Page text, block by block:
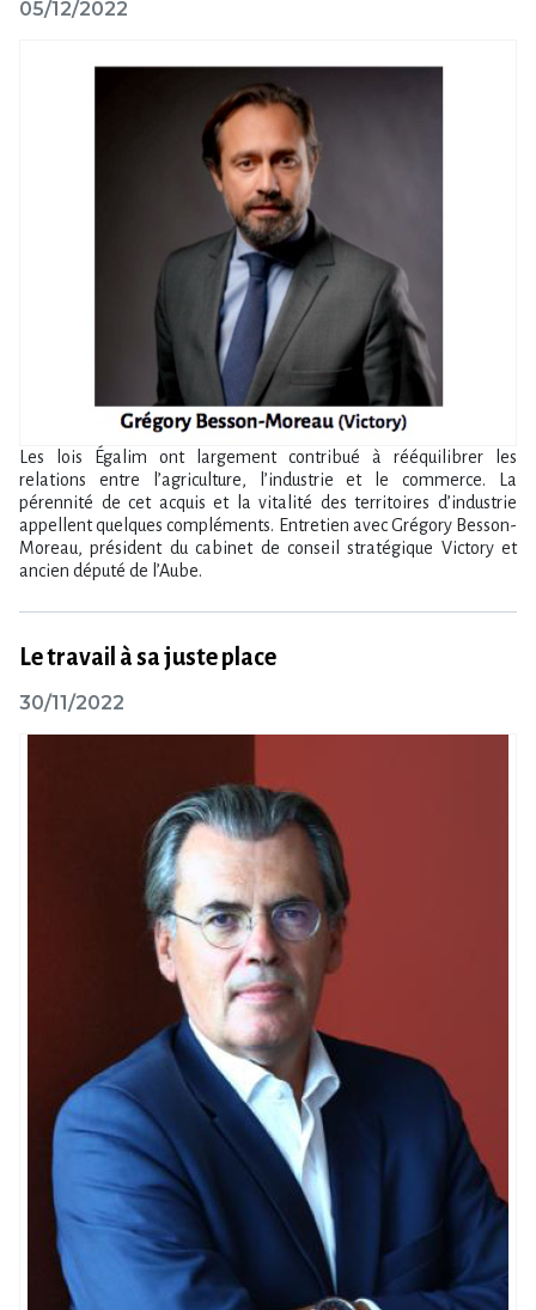
05/12/2022
Les lois Égalim ont largement contribué à rééquilibrer les
relations entre l’agriculture, l’industrie et le commerce. La
pérennité de cet acquis et la vitalité des territoires d’industrie
appellent quelques compléments. Entretien avec Grégory Besson-
Moreau, président du cabinet de conseil stratégique Victory et
ancien député de l​‌’Aube.
Le travail à sa juste place
30/11/2022